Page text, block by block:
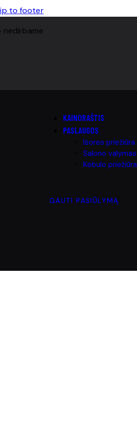
to footer
nedirbame
KAINORAŠTIS
PASLAUGOS
Išorės priežiūra
Salono valymas
Kėbulo priežiūra
GAUTI PASIŪLYMĄ